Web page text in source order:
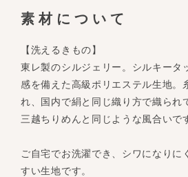
素材について
【洗えるきもの】
東レ製のシルジェリー。シルキータ
感を備えた高級ポリエステル生地。
れ、国内で絹と同じ織り方で織られ
三越ちりめんと同じような風合いで
ご自宅でお洗濯でき、シワになりに
すい生地です。